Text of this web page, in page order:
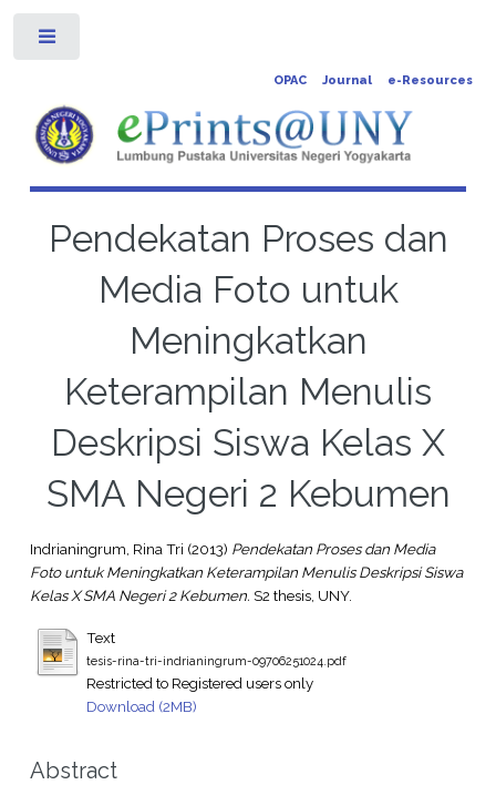
OPAC Journal e-Resources
Pendekatan Proses dan
Media Foto untuk
Meningkatkan
Keterampilan Menulis
Deskripsi Siswa Kelas X
SMA Negeri 2 Kebumen
Indrianingrum, Rina Tri (2013) Pendekatan Proses dan Media
Foto untuk Meningkatkan Keterampilan Menulis Deskripsi Siswa
Kelas X SMA Negeri 2 Kebumen. S2 thesis, UNY.
Text
tesis-rina-tri-indrianingrum-09706251024.pdf
Restricted to Registered users only
Download (2MB)
Abstract